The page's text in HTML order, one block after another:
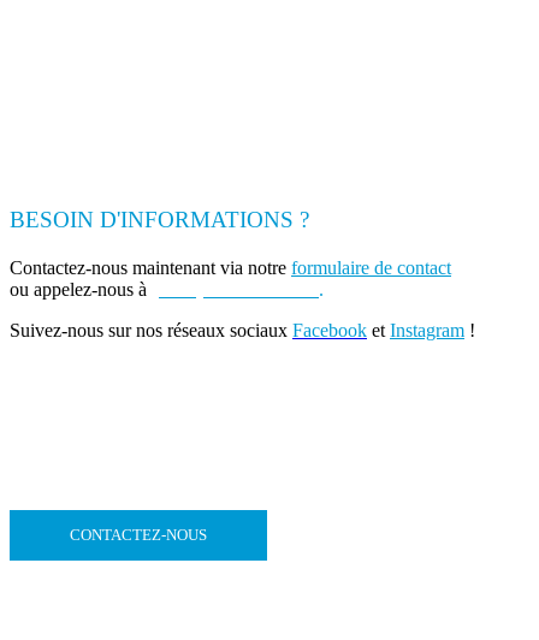
BESOIN D'INFORMATIONS ?
Contactez-nous maintenant via notre formulaire de contact
ou appelez-nous à
.
Suivez-nous sur nos réseaux sociaux Facebook et Instagram !
CONTACTEZ-NOUS